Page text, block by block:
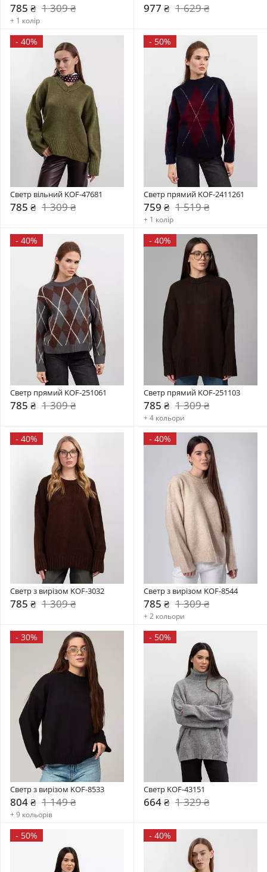
785 ₴ 1 309 ₴
+ 1 колір
977 ₴ 1 629 ₴
- 40%
Светр вільний KOF-47681
785 ₴ 1 309 ₴
- 50%
Светр прямий KOF-2411261
759 ₴ 1 519 ₴
+ 1 колір
- 40%
Светр прямий KOF-251061
785 ₴ 1 309 ₴
- 40%
Светр прямий KOF-251103
785 ₴ 1 309 ₴
+ 4 кольори
- 40%
Светр з вирізом KOF-3032
785 ₴ 1 309 ₴
- 40%
Светр з вирізом KOF-8544
785 ₴ 1 309 ₴
+ 2 кольори
- 30%
Светр з вирізом KOF-8533
804 ₴ 1 149 ₴
+ 9 кольорів
- 50%
Светр KOF-43151
664 ₴ 1 329 ₴
- 50% - 40%